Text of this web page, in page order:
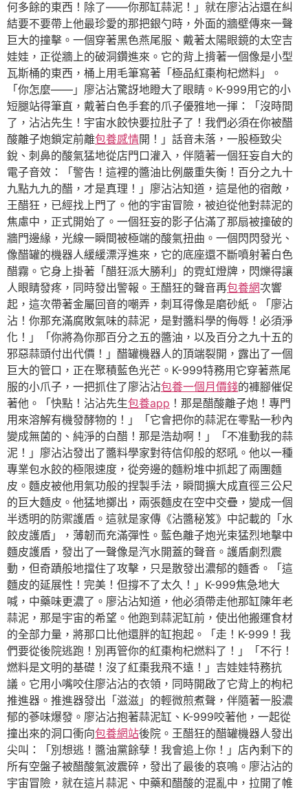
何多餘的東西！除了——你那缸蒜泥！」就在廖沾沾還在糾
結要不要帶上他最珍愛的那把銀勺時，外面的牆壁傳來一聲
巨大的撞擊。一個穿著黑色燕尾服、戴著太陽眼鏡的太空吉
娃娃，正從牆上的破洞鑽進來。它的背上揹著一個像是小型
瓦斯桶的東西，桶上用毛筆寫著「極品紅棗枸杞燃料」。
「你怎麼——」廖沾沾驚訝地瞪大了眼睛。K-999用它的小
短腿站得筆直，戴著白色手套的爪子優雅地一揮：「沒時間
了，沾沾先生！宇宙水餃快要拉肚子了！我們必須在你被醋
酸離子炮鎖定前離包養感情開！」話音未落，一股極致尖
銳、刺鼻的酸氣猛地從店門口灌入，伴隨著一個狂妄自大的
電子音效：「警告！這裡的醬油比例嚴重失衡！百分之九十
九點九九的醋，才是真理！」廖沾沾知道，這是他的宿敵，
王醋狂，已經找上門了。他的宇宙冒險，被迫從他對蒜泥的
焦慮中，正式開始了。一個狂妄的影子佔滿了那扇被撞破的
牆門邊緣，光線一瞬間被極端的酸氣扭曲。一個閃閃發光、
像醋罐的機器人緩緩漂浮進來，它的底座還不斷噴射著白色
醋霧。它身上掛著「醋狂派大勝利」的霓虹燈牌，閃爍得讓
人眼睛發疼，同時發出警報。王醋狂的聲音再包養網次響
起，這次帶著金屬回音的嘲弄，刺耳得像是磨砂紙。「廖沾
沾！你那充滿腐敗氣味的蒜泥，是對醬料學的侮辱！必須淨
化！」「你將為你那百分之五的醬油，以及百分之九十五的
邪惡蒜頭付出代價！」醋罐機器人的頂端裂開，露出了一個
巨大的管口，正在聚積藍色光芒。K-999特務用它穿著燕尾
服的小爪子，一把抓住了廖沾沾包養一個月價錢的褲腳催促
著他。「快點！沾沾先生包養app ！那是醋酸離子炮！專門
用來溶解有機發酵物的！」「它會把你的蒜泥在零點一秒內
變成無菌的、純淨的白醋！那是浩劫啊！」「不准動我的蒜
泥！」廖沾沾發出了醬料學家對待信仰般的怒吼。他以一種
專業包水餃的極限速度，從旁邊的麵粉堆中抓起了兩團麵
皮。麵皮被他用氣功般的捏製手法，瞬間擴大成直徑三公尺
的巨大麵皮。他猛地擲出，兩張麵皮在空中交疊，變成一個
半透明的防禦護盾。這就是家傳《沾醬秘笈》中記載的「水
餃皮護盾」，薄韌而充滿彈性。藍色離子炮光束猛烈地擊中
麵皮護盾，發出了一聲像是汽水開蓋的聲音。護盾劇烈震
動，但奇蹟般地擋住了攻擊，只是散發出濃郁的麵香。「這
麵皮的延展性！完美！但撐不了太久！」K-999焦急地大
喊，中藥味更濃了。廖沾沾知道，他必須帶走他那缸陳年老
蒜泥，那是宇宙的希望。他跑到蒜泥缸前，使出他搬運食材
的全部力量，將那口比他還胖的缸抱起。「走！K-999！我
們要從後院逃跑！別再管你的紅棗枸杞燃料了！」「不行！
燃料是文明的基礎！沒了紅棗我飛不遠！」吉娃娃特務抗
議。它用小嘴咬住廖沾沾的衣領，同時開啟了它背上的枸杞
推進器。推進器發出「滋滋」的輕微煎煮聲，伴隨著一股濃
郁的蔘味爆發。廖沾沾抱著蒜泥缸、K-999咬著他，一起從
撞出來的洞口衝向包養網站後院。王醋狂的醋罐機器人發出
尖叫：「別想逃！醬油黨餘孽！我會追上你！」店內剩下的
所有空盤子被醋酸氣波震碎，發出了最後的哀鳴。廖沾沾的
宇宙冒險，就在這片蒜泥、中藥和醋酸的混亂中，拉開了帷